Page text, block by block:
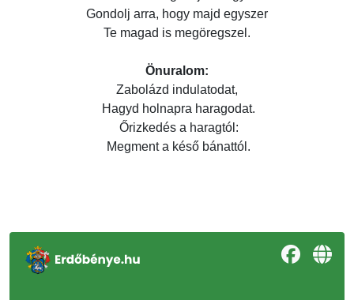
Gondolj arra, hogy majd egyszer
Te magad is megöregszel.
Önuralom:
Zabolázd indulatodat,
Hagyd holnapra haragodat.
Őrizkedés a haragtól:
Megment a késő bánattól.